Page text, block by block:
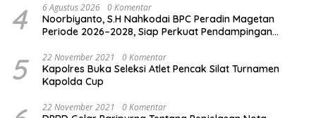
4 6 Agustus 2026 0 Komentar
Noorbiyanto, S.H Nahkodai BPC Peradin Magetan
Periode 2026–2028, Siap Perkuat Pendampingan
5 22 November 2021 0 Komentar
Kapolres Buka Seleksi Atlet Pencak Silat Turnamen
Kapolda Cup
22 November 2021 0 Komentar